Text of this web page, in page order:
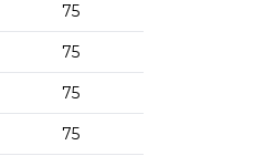
75
75
75
75